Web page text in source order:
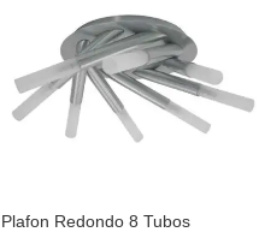
Plafon Redondo 8 Tubos